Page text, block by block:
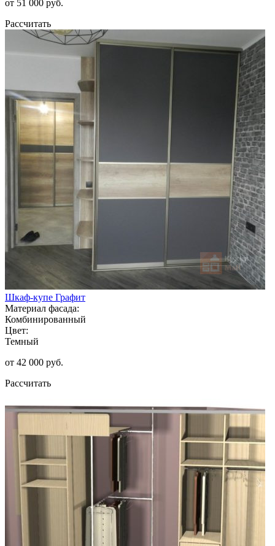
от 51 000 руб.
Рассчитать
Шкаф-купе Графит
Материал фасада:
Комбинированный
Цвет:
Темный
от 42 000 руб.
Рассчитать